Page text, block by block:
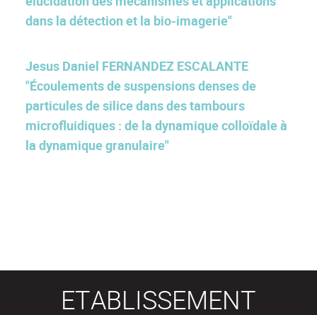
dans la détection et la bio-imagerie"
Jesus Daniel FERNANDEZ ESCALANTE
"Écoulements de suspensions denses de
particules de silice dans des tambours
microfluidiques : de la dynamique colloïdale à
la dynamique granulaire"
ETABLISSEMENT